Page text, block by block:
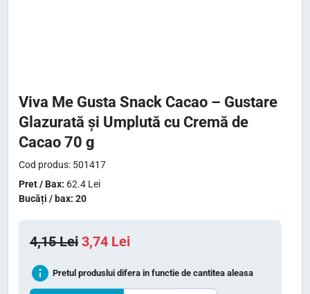
Viva Me Gusta Snack Cacao – Gustare
Glazurată și Umplută cu Cremă de
Cacao 70 g
Cod produs: 501417
Pret / Bax: 62.4 Lei
Bucăți / bax: 20
4,15Lei P
3,74 LeiP
Pretul produslui difera in functie de cantitea aleasa